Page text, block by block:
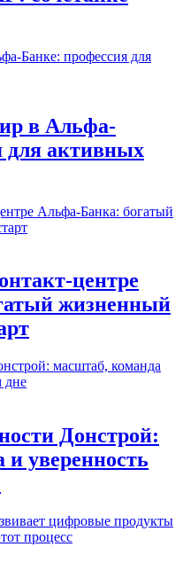
в Альфа-
для активных
центре
жизненный
Донстрой:
уверенность